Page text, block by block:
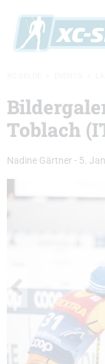
Toblach
Nadine Gärtner - 5.